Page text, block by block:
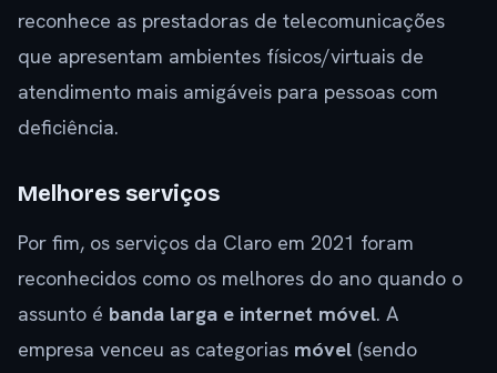
reconhece as prestadoras de telecomunicações
que apresentam ambientes físicos/virtuais de
atendimento mais amigáveis para pessoas com
deficiência.
Melhores serviços
Por fim, os serviços da Claro em 2021 foram
reconhecidos como os melhores do ano quando o
assunto é banda larga e internet móvel. A
empresa venceu as categorias móvel (sendo